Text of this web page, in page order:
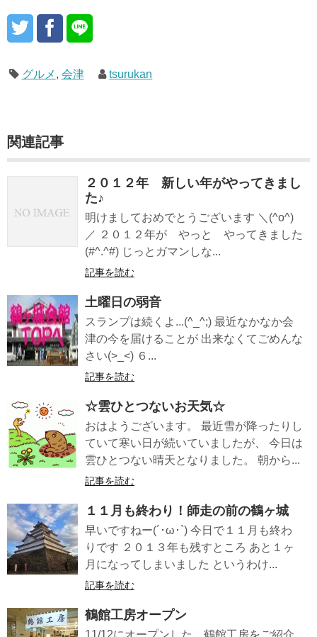
グルメ , 会津 tsurukan
関連記事
２０１２年 新しい年がやってきまし
た♪
明けましておめでとうございます ＼(^o^)
／ ２０１２年が やっと やってきました
(#^.^#) じっとガマンしな...
記事を読む
土曜日の弱音
スランプは続くよ...(^_^;) 最近なかなか会
津の今を届けることが 出来なくてごめんな
さい(>_<) ６...
記事を読む
☆雲ひとつないお天気☆
おはようございます。 最近雪が降ったりし
ていて寒い日が続いていましたが、 今日は
雲ひとつない晴天となりました。 朝から...
記事を読む
１１月も終わり！師走の前の鶴ヶ城
早いですねー(´･ω･`) 今日で１１月も終わ
りです ２０１３年も残すところ あと１ヶ
月になってしまいました というわけ...
記事を読む
鶴館工房オープン
11/12にオープンした、鶴館工房をご紹介